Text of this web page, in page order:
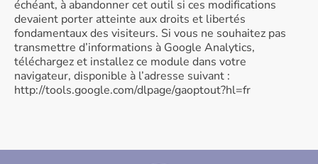
échéant, à abandonner cet outil si ces modifications
devaient porter atteinte aux droits et libertés
fondamentaux des visiteurs. Si vous ne souhaitez pas
transmettre d’informations à Google Analytics,
téléchargez et installez ce module dans votre
navigateur, disponible à l’adresse suivant :
http://tools.google.com/dlpage/gaoptout?hl=fr